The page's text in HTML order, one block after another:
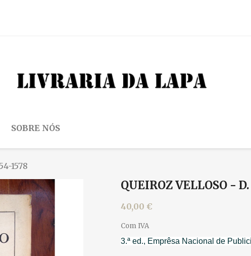
SOBRE NÓS
1578
QUEIROZ VELLOSO -
40,00 €
Com IVA
3.ª ed., Emprêsa Nacional de